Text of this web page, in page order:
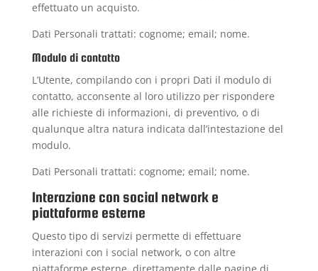
effettuato un acquisto.
Dati Personali trattati: cognome; email; nome.
Modulo di contatto
L’Utente, compilando con i propri Dati il modulo di
contatto, acconsente al loro utilizzo per rispondere
alle richieste di informazioni, di preventivo, o di
qualunque altra natura indicata dall’intestazione del
modulo.
Dati Personali trattati: cognome; email; nome.
Interazione con social network e
piattaforme esterne
Questo tipo di servizi permette di effettuare
interazioni con i social network, o con altre
piattaforme esterne, direttamente dalle pagine di